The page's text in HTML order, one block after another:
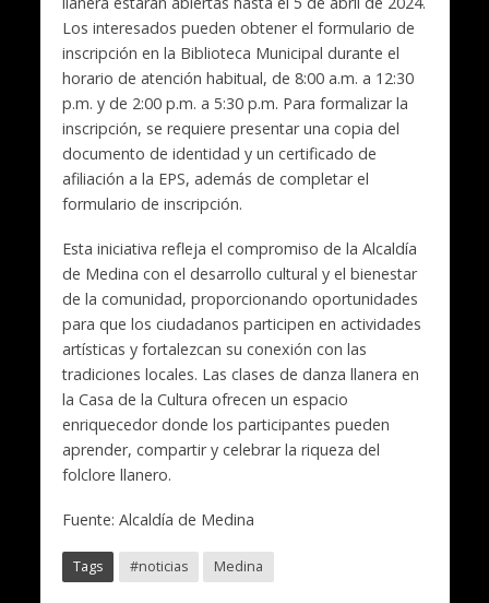
Los interesados pueden obtener el formulario de
inscripción en la Biblioteca Municipal durante el
horario de atención habitual, de 8:00 a.m. a 12:30
p.m. y de 2:00 p.m. a 5:30 p.m. Para formalizar la
inscripción, se requiere presentar una copia del
documento de identidad y un certificado de
afiliación a la EPS, además de completar el
formulario de inscripción.
Esta iniciativa refleja el compromiso de la Alcaldía
de Medina con el desarrollo cultural y el bienestar
de la comunidad, proporcionando oportunidades
para que los ciudadanos participen en actividades
artísticas y fortalezcan su conexión con las
tradiciones locales. Las clases de danza llanera en
la Casa de la Cultura ofrecen un espacio
enriquecedor donde los participantes pueden
aprender, compartir y celebrar la riqueza del
folclore llanero.
Fuente: Alcaldía de Medina
Tags #noticias Medina